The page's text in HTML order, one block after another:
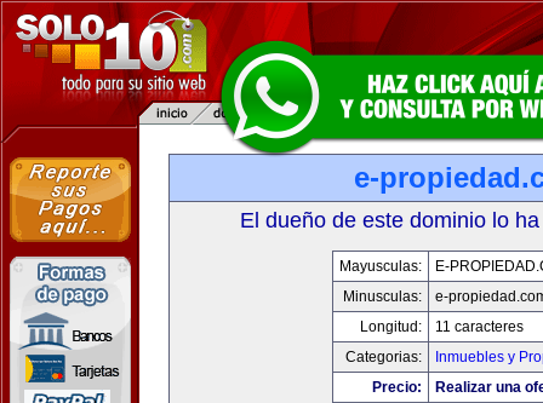
e-
El dueño de este dominio lo
Mayusculas:
E-
Minusculas:
e-
Longitud:
11 caracteres
Categorias:
Inmuebles y
Precio:
Realizar una